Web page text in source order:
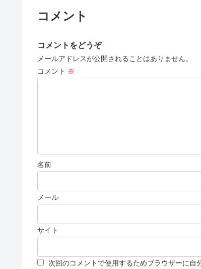
コメント
コメントをどうぞ
メールアドレスが公開されることはありません。
コメント ※
名前
メール
サイト
次回のコメントで使用するためブラウザーに自